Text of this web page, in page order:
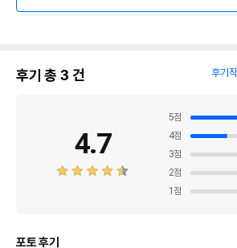
후기 총 3 건 후기
4.7
5점
4점
3점
2점
1 점
포토 후기